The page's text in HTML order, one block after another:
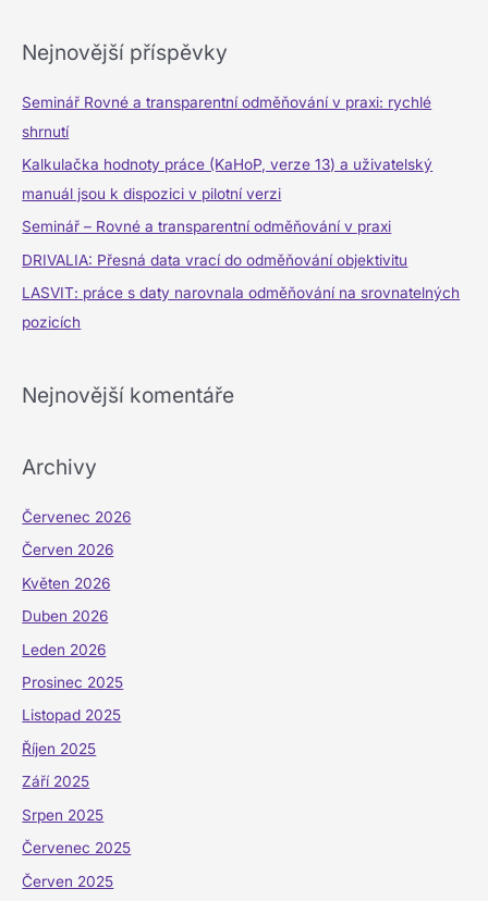
l
r
o
:
Nejnovější příspěvky
Seminář Rovné a transparentní odměňování v praxi: rychlé
shrnutí
Kalkulačka hodnoty práce (KaHoP, verze 13) a uživatelský
manuál jsou k dispozici v pilotní verzi
Seminář – Rovné a transparentní odměňování v praxi
DRIVALIA: Přesná data vrací do odměňování objektivitu
LASVIT: práce s daty narovnala odměňování na srovnatelných
pozicích
Nejnovější komentáře
Archivy
Červenec 2026
Červen 2026
Květen 2026
Duben 2026
Leden 2026
Prosinec 2025
Listopad 2025
Říjen 2025
Září 2025
Srpen 2025
Červenec 2025
Červen 2025